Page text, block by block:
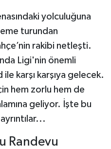
yolculuğuna
turundan
rakibi netleşti.
Ligi'nin önemli
karşı karşıya gelecek.
hem zorlu hem de
geliyor. İşte bu
Randevu